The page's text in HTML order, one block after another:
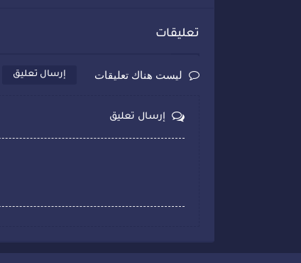
تعليقات
ليست هناك تعليقات إرسال تعليق
إرسال تعليق